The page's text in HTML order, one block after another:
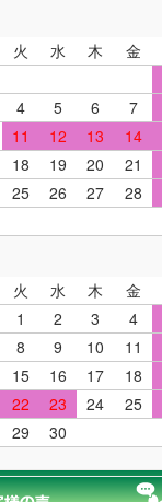
火 水 木 金
4 5 6 7
11 12 13 14
18 19 20 21
25 26 27 28
火 水 木 金
1
2 3 4
8 9 10 11
15 16 17 18
22 23 24 25
29 30